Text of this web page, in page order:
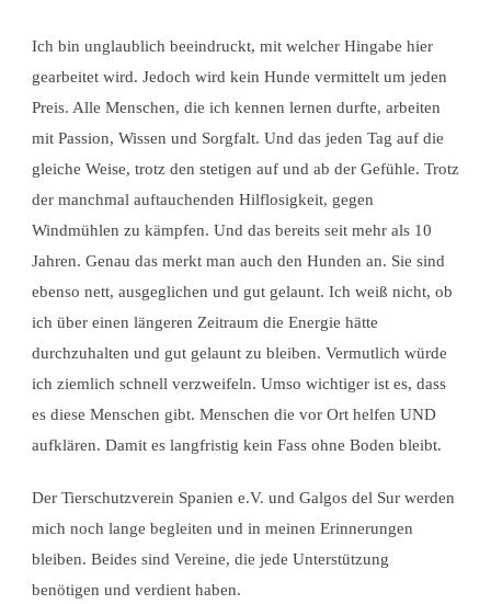
Ich bin unglaublich beeindruckt, mit welcher Hingabe hier
gearbeitet wird. Jedoch wird kein Hunde vermittelt um jeden
Preis. Alle Menschen, die ich kennen lernen durfte, arbeiten
mit Passion, Wissen und Sorgfalt. Und das jeden Tag auf die
gleiche Weise, trotz den stetigen auf und ab der Gefühle. Trotz
der manchmal auftauchenden Hilflosigkeit, gegen
Windmühlen zu kämpfen. Und das bereits seit mehr als 10
Jahren. Genau das merkt man auch den Hunden an. Sie sind
ebenso nett, ausgeglichen und gut gelaunt. Ich weiß nicht, ob
ich über einen längeren Zeitraum die Energie hätte
durchzuhalten und gut gelaunt zu bleiben. Vermutlich würde
ich ziemlich schnell verzweifeln. Umso wichtiger ist es, dass
es diese Menschen gibt. Menschen die vor Ort helfen UND
aufklären. Damit es langfristig kein Fass ohne Boden bleibt.
Der Tierschutzverein Spanien e.V. und Galgos del Sur werden
mich noch lange begleiten und in meinen Erinnerungen
bleiben. Beides sind Vereine, die jede Unterstützung
benötigen und verdient haben.